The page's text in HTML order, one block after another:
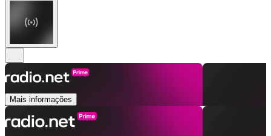
Mais informações